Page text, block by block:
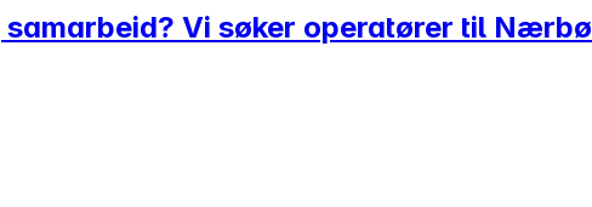
Vi søker operatører til Nærbø